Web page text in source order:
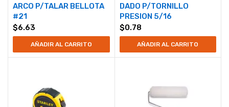
ARCO P/TALAR BELLOTA
#21
$6.63
AÑADIR AL CARRITO
DADO P/TORNILLO
PRESION 5/16
$0.78
AÑADIR AL CARRITO